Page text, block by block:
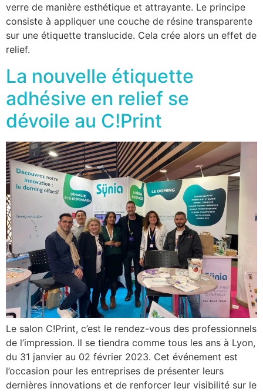
verre de manière esthétique et attrayante. Le principe
consiste à appliquer une couche de résine transparente
sur une étiquette translucide. Cela crée alors un effet de
relief.
La nouvelle étiquette
adhésive en relief se
dévoile au C!Print
Le salon C!Print, c’est le rendez-vous des professionnels
de l’impression. Il se tiendra comme tous les ans à Lyon,
du 31 janvier au 02 février 2023. Cet événement est
l’occasion pour les entreprises de présenter leurs
dernières innovations et de renforcer leur visibilité sur le